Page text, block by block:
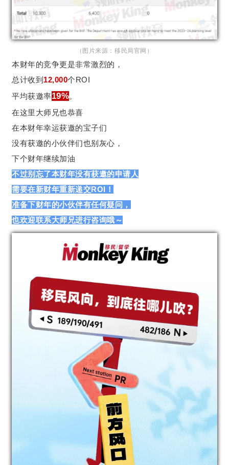
（图片来源：移民局官网）
本财年的竞争更是非常激烈的，
总计收到 12,000个ROI
平均获邀率19%。
在这里大师兄也恭喜
在本财年幸运获邀的宝子们
没有获邀的小伙伴们也别灰心，
下个财年继续加油
不过别忘了本财年没有获邀的申请人
需要在新财年重新递交ROI！
准备下财年的小伙伴有任何疑问，
也欢迎联系大师兄进行咨询哦～